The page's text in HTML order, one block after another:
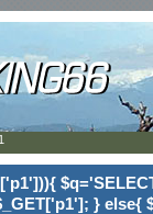
} else{